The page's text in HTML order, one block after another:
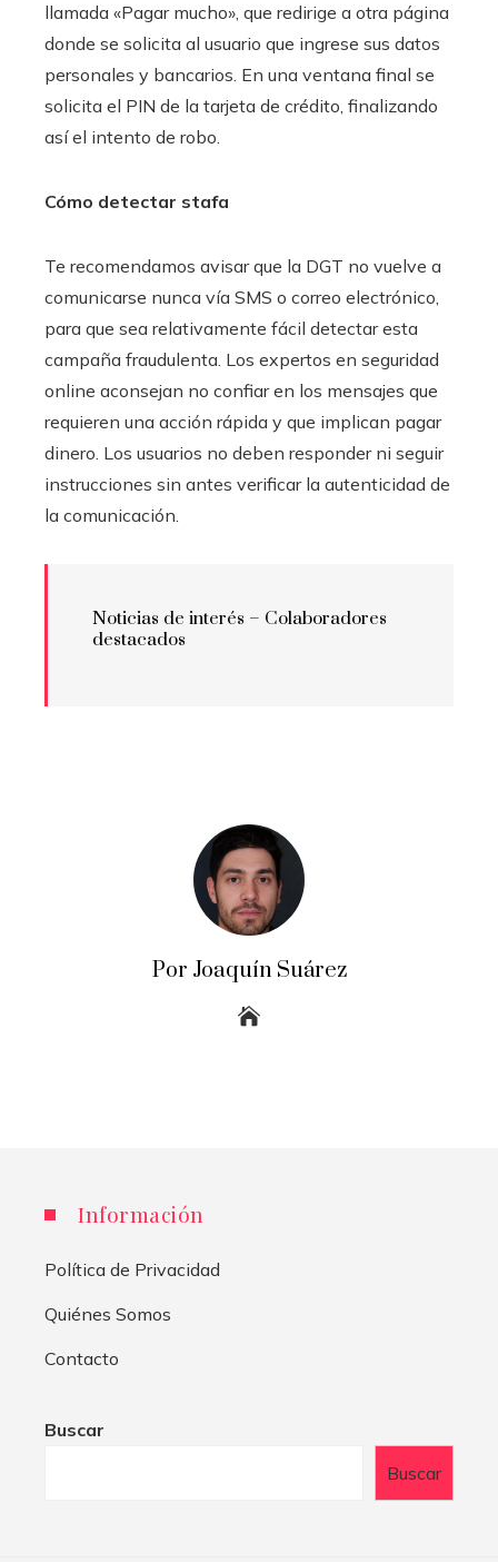
llamada «Pagar mucho», que redirige a otra página
donde se solicita al usuario que ingrese sus datos
personales y bancarios. En una ventana final se
solicita el PIN de la tarjeta de crédito, finalizando
así el intento de robo.
Cómo detectar stafa
Te recomendamos avisar que la DGT no vuelve a
comunicarse nunca vía SMS o correo electrónico,
para que sea relativamente fácil detectar esta
campaña fraudulenta. Los expertos en seguridad
online aconsejan no confiar en los mensajes que
requieren una acción rápida y que implican pagar
dinero. Los usuarios no deben responder ni seguir
instrucciones sin antes verificar la autenticidad de
la comunicación.
Noticias de interés – Colaboradores
destacados
Por Joaquín Suárez
Información
Política de Privacidad
Quiénes Somos
Contacto
Buscar
Buscar